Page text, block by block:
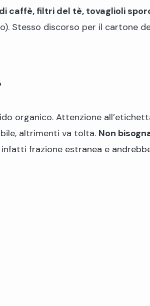
caffè, filtri del tè, tovaglioli
Stesso discorso per il cartone
organico. Attenzione
altrimenti va tolta. Non
frazione estranea e